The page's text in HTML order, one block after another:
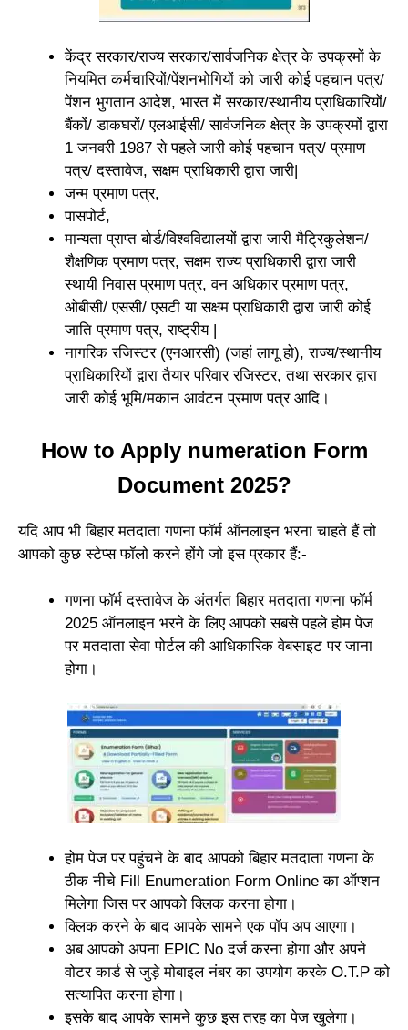
केंद्र सरकार/राज्य सरकार/सार्वजनिक क्षेत्र के उपक्रमों के
नियमित कर्मचारियों/पेंशनभोगियों को जारी कोई पहचान पत्र/
पेंशन भुगतान आदेश, भारत में सरकार/स्थानीय प्राधिकारियों/
बैंकों/ डाकघरों/ एलआईसी/ सार्वजनिक क्षेत्र के उपक्रमों द्वारा
1 जनवरी 1987 से पहले जारी कोई पहचान पत्र/ प्रमाण
पत्र/ दस्तावेज, सक्षम प्राधिकारी द्वारा जारी|
जन्म प्रमाण पत्र,
पासपोर्ट,
मान्यता प्राप्त बोर्ड/विश्वविद्यालयों द्वारा जारी मैट्रिकुलेशन/
शैक्षणिक प्रमाण पत्र, सक्षम राज्य प्राधिकारी द्वारा जारी
स्थायी निवास प्रमाण पत्र, वन अधिकार प्रमाण पत्र,
ओबीसी/ एससी/ एसटी या सक्षम प्राधिकारी द्वारा जारी कोई
जाति प्रमाण पत्र, राष्ट्रीय |
नागरिक रजिस्टर (एनआरसी) (जहां लागू हो), राज्य/स्थानीय
प्राधिकारियों द्वारा तैयार परिवार रजिस्टर, तथा सरकार द्वारा
जारी कोई भूमि/मकान आवंटन प्रमाण पत्र आदि।
How to Apply numeration Form
Document 2025?
यदि आप भी बिहार मतदाता गणना फॉर्म ऑनलाइन भरना चाहते हैं तो
आपको कुछ स्टेप्स फॉलो करने होंगे जो इस प्रकार हैं:-
गणना फॉर्म दस्तावेज के अंतर्गत बिहार मतदाता गणना फॉर्म
2025 ऑनलाइन भरने के लिए आपको सबसे पहले होम पेज
पर मतदाता सेवा पोर्टल की आधिकारिक वेबसाइट पर जाना
होगा।
होम पेज पर पहुंचने के बाद आपको बिहार मतदाता गणना के
ठीक नीचे Fill Enumeration Form Online का ऑप्शन
मिलेगा जिस पर आपको क्लिक करना होगा।
क्लिक करने के बाद आपके सामने एक पॉप अप आएगा।
अब आपको अपना EPIC No दर्ज करना होगा और अपने
वोटर कार्ड से जुड़े मोबाइल नंबर का उपयोग करके O.T.P को
सत्यापित करना होगा।
इसके बाद आपके सामने कुछ इस तरह का पेज खुलेगा।